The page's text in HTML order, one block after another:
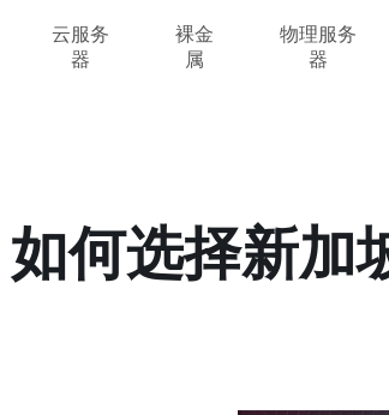
云服务
器
裸金
属
物理服务
器
如何选择新加